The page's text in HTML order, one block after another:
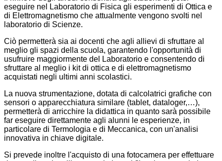
eseguire nel Laboratorio di Fisica gli esperimenti di Ottica e
di Elettromagnetismo che attualmente vengono svolti nel
laboratorio di Scienze.
Ciò permetterà sia ai docenti che agli allievi di sfruttare al
meglio gli spazi della scuola, garantendo l'opportunità di
usufruire maggiormente del Laboratorio e consentendo di
sfruttare al meglio i kit di ottica e di elettromagnetismo
acquistati negli ultimi anni scolastici.
La nuova strumentazione, dotata di calcolatrici grafiche con
sensori o apparecchiatura similare (tablet, dataloger,…),
permetterà di arricchire la didattica in quanto sarà possibile
far eseguire direttamente agli alunni le esperienze, in
particolare di Termologia e di Meccanica, con un'analisi
innovativa in chiave digitale.
Si prevede inoltre l'acquisto di una fotocamera per effettuare